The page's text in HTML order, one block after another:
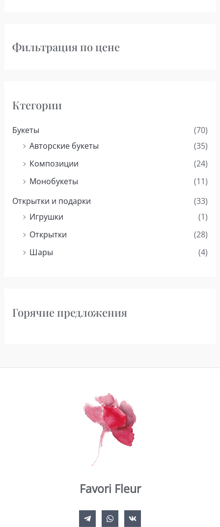
Фильтрация по цене
Ктегории
Букеты
(70)
Авторские букеты
(35)
Композиции
(24)
Монобукеты
(11)
Открытки и подарки
(33)
Игрушки
(1)
Открытки
(28)
Шары
(4)
Горячие предложения
Favori Fleur